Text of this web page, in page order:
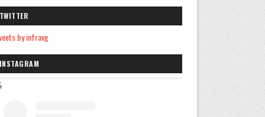
by infravg